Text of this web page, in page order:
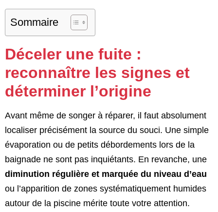
Sommaire
Déceler une fuite :
reconnaître les signes et
déterminer l’origine
Avant même de songer à réparer, il faut absolument
localiser précisément la source du souci. Une simple
évaporation ou de petits débordements lors de la
baignade ne sont pas inquiétants. En revanche, une
diminution régulière et marquée du niveau d’eau
ou l’apparition de zones systématiquement humides
autour de la piscine mérite toute votre attention.